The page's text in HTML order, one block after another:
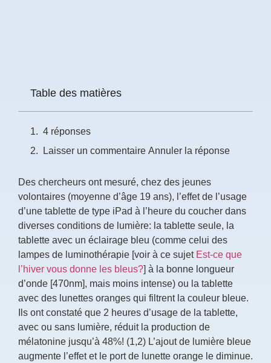
Table des matières
4 réponses
Laisser un commentaire Annuler la réponse
Des chercheurs ont mesuré, chez des jeunes
volontaires (moyenne d’âge 19 ans), l’effet de l’usage
d’une tablette de type iPad à l’heure du coucher dans
diverses conditions de lumière: la tablette seule, la
tablette avec un éclairage bleu (comme celui des
lampes de luminothérapie [voir à ce sujetEst-ce que
l’hiver vous donne les bleus?] à la bonne longueur
d’onde [470nm], mais moins intense) ou la tablette
avec des lunettes oranges qui filtrent la couleur bleue.
Ils ont constaté que 2 heures d’usage de la tablette,
avec ou sans lumière, réduit la production de
mélatonine jusqu’à 48%! (1,2) L’ajout de lumière bleue
augmente l’effet et le port de lunette orange le diminue.
vous
désabonner
en
temps
m'abonne
!